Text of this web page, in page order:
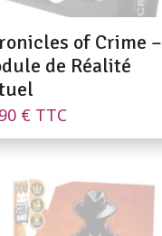
of Crime –
de Réalité
€ TTC